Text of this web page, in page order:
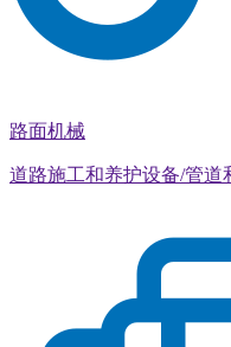
路面机械
道路施工和养护设备/管道